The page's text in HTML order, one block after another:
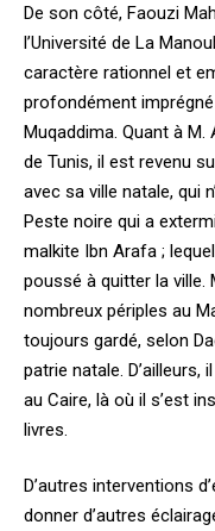
De son côté, Faouzi
l’Université de La
caractère rationnel et
profondément
Muqaddima. Quant à M.
de Tunis, il est revenu
avec sa ville natale, qui
Peste noire qui a
malkite Ibn Arafa ;
poussé à quitter la ville.
nombreux périples au
toujours gardé, selon
patrie natale.
au Caire, là où il s’est
livres.
D’autres interventions
donner d’autres